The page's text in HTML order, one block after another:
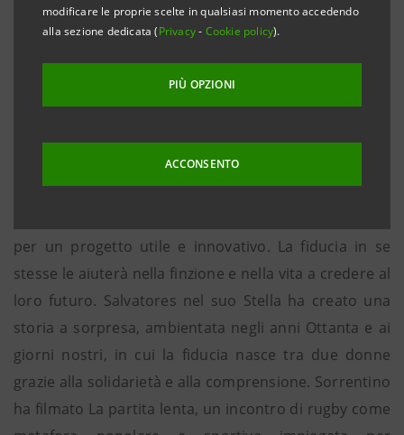
modificare le proprie scelte in qualsiasi momento accedendo
alla sezione dedicata (Privacy- Cookie policy).
PIÙ OPZIONI
ACCONSENTO
emerge un’Italia che non smette di credere nel
proprio futuro. Un’Italia che vive questo momento di
crisi con senso del dovere, capacità di sacrificio, e
I registi, che rappresentano tre generazioni di cinema
italiano di qualità, hanno creato storie molto diverse
tra loro. Olmi con Il Premio ha voluto filmare la storia
per un progetto utile e innovativo. La fiducia in se
stesse le aiuterà nella finzione e nella vita a credere al
loro futuro. Salvatores nel suo Stella ha creato una
storia a sorpresa, ambientata negli anni Ottanta e ai
giorni nostri, in cui la fiducia nasce tra due donne
grazie alla solidarietà e alla comprensione. Sorrentino
ha filmato La partita lenta, un incontro di rugby come